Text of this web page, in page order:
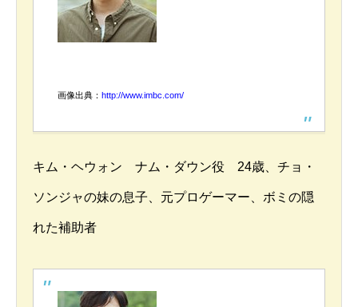
画像出典： http://www.imbc.com/
キム・ヘウォン ナム・ダウン役 24歳、チョ・
ソンジャの妹の息子、元プロゲーマー、ボミの隠
れた補助者